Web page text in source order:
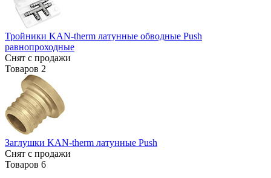
Тройники KAN-therm латунные обводные Push
равнопроходные
Снят с продажи
Товаров 2
Заглушки KAN-therm латунные Push
Снят с продажи
Товаров 6